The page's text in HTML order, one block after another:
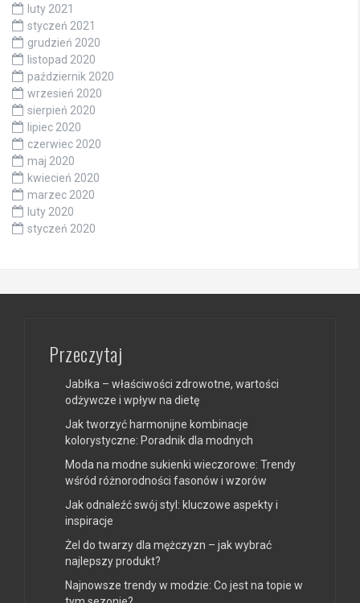
luty 2021
styczeń 2021
grudzień 2020
listopad 2020
październik 2020
wrzesień 2020
sierpień 2020
lipiec 2020
czerwiec 2020
maj 2020
kwiecień 2020
marzec 2020
luty 2020
styczeń 2020
Przeczytaj
Jabłka – właściwości zdrowotne, wartości
odżywcze i wpływ na dietę
Jak tworzyć harmonijne kombinacje
kolorystyczne: Poradnik dla modnych
Moda na modne sukienki wieczorowe: Trendy
wśród różnorodności fasonów i wzorów
Jak odnaleźć swój styl: kluczowe aspekty i
inspiracje
Żel do twarzy dla mężczyzn – jak wybrać
najlepszy produkt?
Najnowsze trendy w modzie: Co jest na topie w